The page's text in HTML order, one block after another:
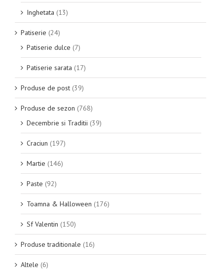
Inghetata (13)
Patiserie (24)
Patiserie dulce (7)
Patiserie sarata (17)
Produse de post (39)
Produse de sezon (768)
Decembrie si Traditii (39)
Craciun (197)
Martie (146)
Paste (92)
Toamna & Halloween (176)
Sf Valentin (150)
Produse traditionale (16)
Altele (6)